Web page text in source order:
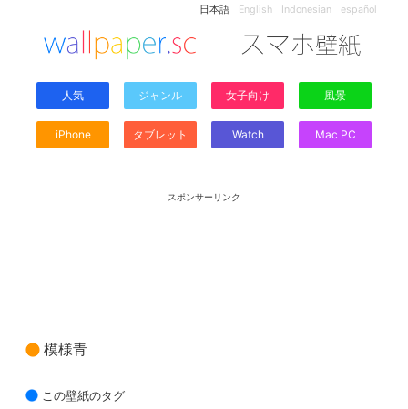
日本語 English Indonesian español
人気 ジャンル 女子向け 風景
iPhone タブレット Watch Mac PC
スポンサーリンク
模様青
この壁紙のタグ